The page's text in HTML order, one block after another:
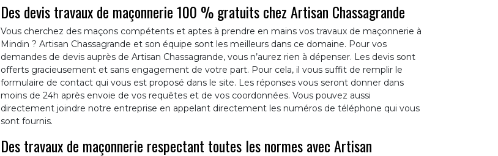
Des devis travaux de maçonnerie 100 % gratuits chez Artisan Chassagrande
Vous cherchez des maçons compétents et aptes à prendre en mains vos travaux de maçonnerie à
Mindin ? Artisan Chassagrande et son équipe sont les meilleurs dans ce domaine. Pour vos
demandes de devis auprès de Artisan Chassagrande, vous n’aurez rien à dépenser. Les devis sont
offerts gracieusement et sans engagement de votre part. Pour cela, il vous suffit de remplir le
formulaire de contact qui vous est proposé dans le site. Les réponses vous seront donner dans
moins de 24h après envoie de vos requêtes et de vos coordonnées. Vous pouvez aussi
directement joindre notre entreprise en appelant directement les numéros de téléphone qui vous
sont fournis.
Des travaux de maçonnerie respectant toutes les normes avec Artisan